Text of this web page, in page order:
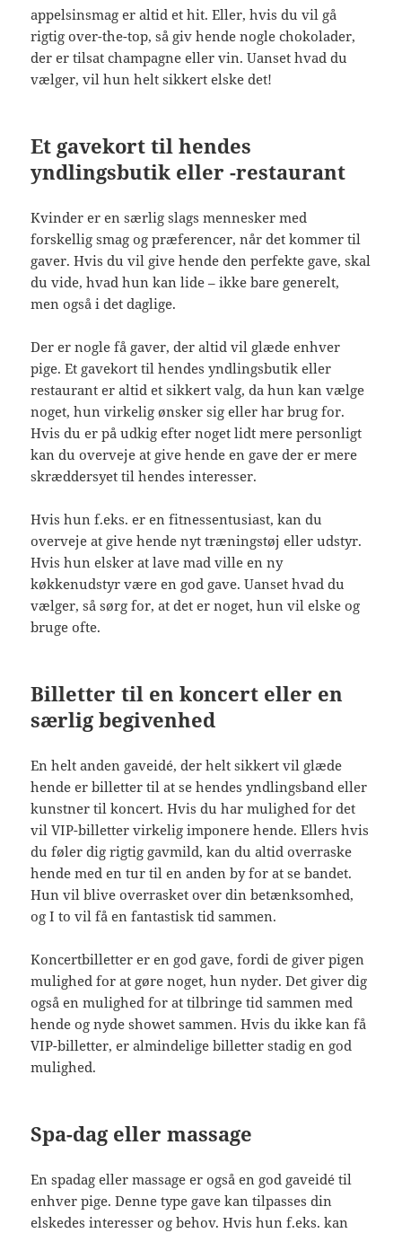
appelsinsmag er altid et hit. Eller, hvis du vil gå
rigtig over-the-top, så giv hende nogle chokolader,
der er tilsat champagne eller vin. Uanset hvad du
vælger, vil hun helt sikkert elske det!
Et gavekort til hendes
yndlingsbutik eller -restaurant
Kvinder er en særlig slags mennesker med
forskellig smag og præferencer, når det kommer til
gaver. Hvis du vil give hende den perfekte gave, skal
du vide, hvad hun kan lide – ikke bare generelt,
men også i det daglige.
Der er nogle få gaver, der altid vil glæde enhver
pige. Et gavekort til hendes yndlingsbutik eller
restaurant er altid et sikkert valg, da hun kan vælge
noget, hun virkelig ønsker sig eller har brug for.
Hvis du er på udkig efter noget lidt mere personligt
kan du overveje at give hende en gave der er mere
skræddersyet til hendes interesser.
Hvis hun f.eks. er en fitnessentusiast, kan du
overveje at give hende nyt træningstøj eller udstyr.
Hvis hun elsker at lave mad ville en ny
køkkenudstyr være en god gave. Uanset hvad du
vælger, så sørg for, at det er noget, hun vil elske og
bruge ofte.
Billetter til en koncert eller en
særlig begivenhed
En helt anden gaveidé, der helt sikkert vil glæde
hende er billetter til at se hendes yndlingsband eller
kunstner til koncert. Hvis du har mulighed for det
vil VIP-billetter virkelig imponere hende. Ellers hvis
du føler dig rigtig gavmild, kan du altid overraske
hende med en tur til en anden by for at se bandet.
Hun vil blive overrasket over din betænksomhed,
og I to vil få en fantastisk tid sammen.
Koncertbilletter er en god gave, fordi de giver pigen
mulighed for at gøre noget, hun nyder. Det giver dig
også en mulighed for at tilbringe tid sammen med
hende og nyde showet sammen. Hvis du ikke kan få
VIP-billetter, er almindelige billetter stadig en god
mulighed.
Spa-dag eller massage
En spadag eller massage er også en god gaveidé til
enhver pige. Denne type gave kan tilpasses din
elskedes interesser og behov. Hvis hun f.eks. kan